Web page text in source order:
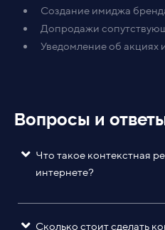
Создание имиджа
Допродажи
Уведомление об акциях
Вопросы и
Что такое контекстная
интернете?
Сколько стоит сделать